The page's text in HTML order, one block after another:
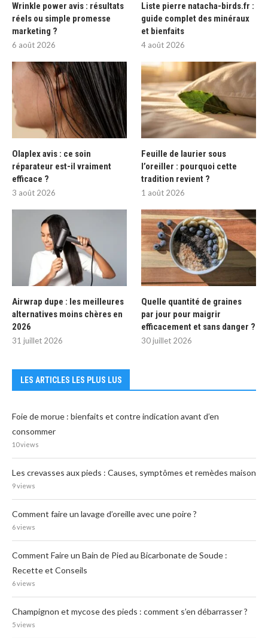
Wrinkle power avis : résultats
réels ou simple promesse
marketing ?
6 août 2026
Liste pierre natacha-birds.fr :
guide complet des minéraux
et bienfaits
4 août 2026
Olaplex avis : ce soin
réparateur est-il vraiment
efficace ?
3 août 2026
Feuille de laurier sous
l’oreiller : pourquoi cette
tradition revient ?
1 août 2026
Airwrap dupe : les meilleures
alternatives moins chères en
2026
31 juillet 2026
Quelle quantité de graines
par jour pour maigrir
efficacement et sans danger ?
30 juillet 2026
LES ARTICLES LES PLUS LUS
Foie de morue : bienfaits et contre indication avant d’en
consommer
10 views
Les crevasses aux pieds : Causes, symptômes et remèdes maison
9 views
Comment faire un lavage d’oreille avec une poire ?
6 views
Comment Faire un Bain de Pied au Bicarbonate de Soude :
Recette et Conseils
6 views
Champignon et mycose des pieds : comment s’en débarrasser ?
5 views